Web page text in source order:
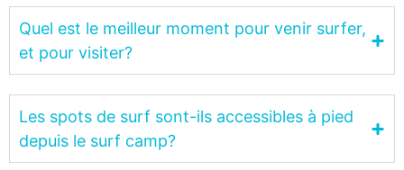
Quel est le meilleur moment pour venir surfer,
et pour visiter?
Les spots de surf sont-ils accessibles à pied
depuis le surf camp?